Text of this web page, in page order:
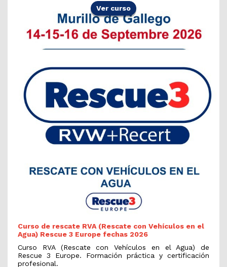
Ver curso
Curso de rescate RVA (Rescate con Vehículos en el
Agua) Rescue 3 Europe fechas 2026
Curso RVA (Rescate con Vehículos en el Agua) de
Rescue 3 Europe. Formación práctica y certificación
profesional.